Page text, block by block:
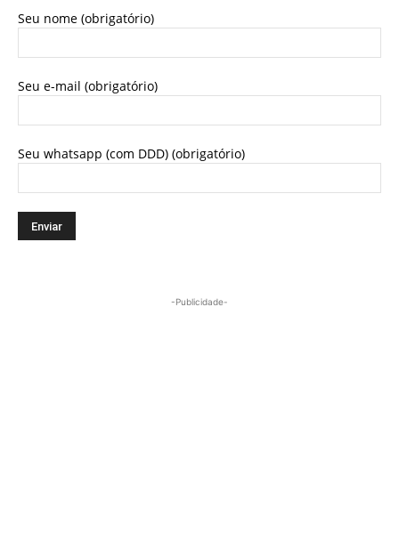
Seu nome (obrigatório)
Seu e-mail (obrigatório)
Seu whatsapp (com DDD) (obrigatório)
-Publicidade-